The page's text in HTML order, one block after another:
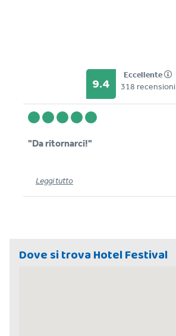
9.4
Eccellente
318 recensioni
"Da ritornarci!"
Leggi tutto
Dove si trova Hotel Festival